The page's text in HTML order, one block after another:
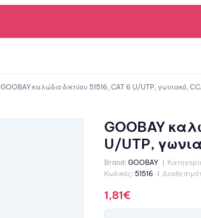
GOOBAY καλώδιο δικτύου 51516, CAT 6 U/UTP, γωνιακό,
GOOBAY
U/UTP,
Brand: GOOBAY
Κωδικός: 51516
1,81€